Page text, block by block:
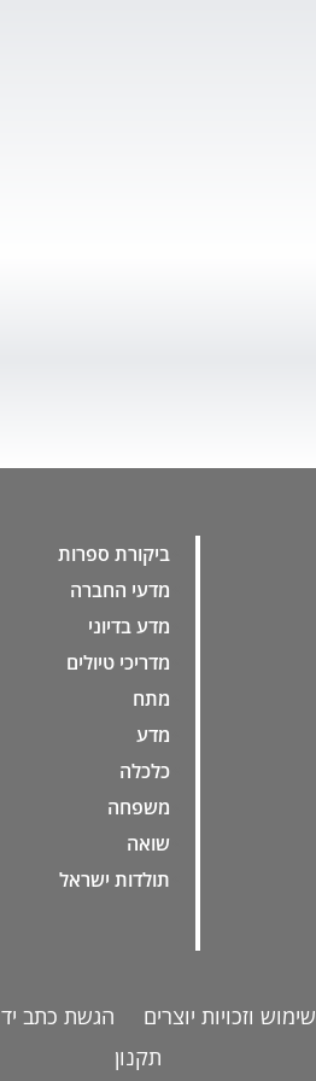
ביקורת ספרות
מדעי החברה
מדע בדיוני
מדריכי טיולים
מתח
מדע
כלכלה
משפחה
שואה
תולדות ישראל
שימוש וזכויות יוצרים הגשת כתב יד
תקנון